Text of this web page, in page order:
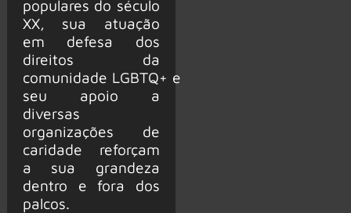
populares do século
XX, sua atuação
em defesa dos
direitos da
comunidade LGBTQ+ e
seu apoio a
diversas
organizações de
caridade reforçam
a sua grandeza
dentro e fora dos
palcos.